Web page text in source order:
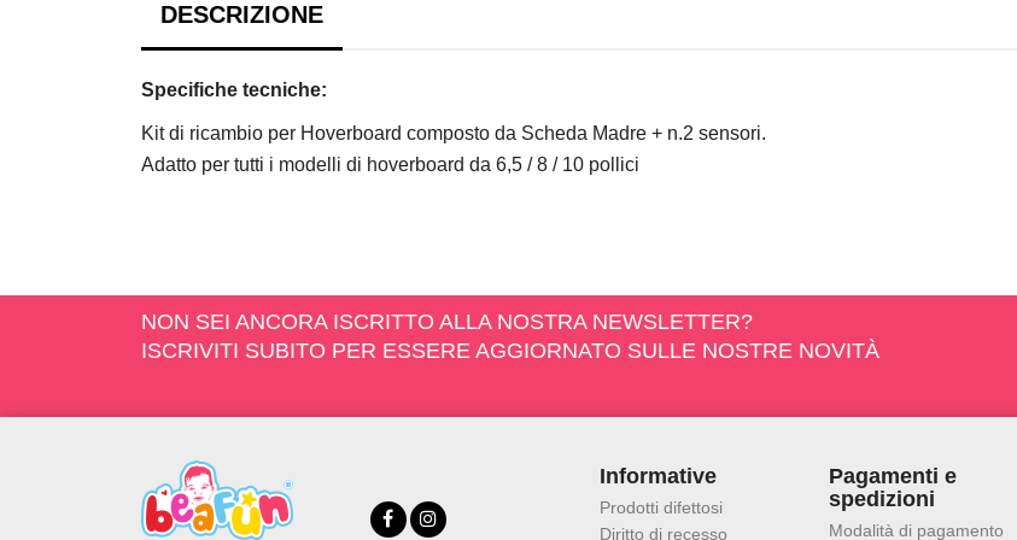
DESCRIZIONE
Specifiche tecniche:
Kit di ricambio per Hoverboard composto da Scheda Madre + n.2 sensori.
Adatto per tutti i modelli di hoverboard da 6,5 / 8 / 10 pollici
NON SEI ANCORA ISCRITTO ALLA NOSTRA NEWSLETTER?
ISCRIVITI SUBITO PER ESSERE AGGIORNATO SULLE NOSTRE NOVITÀ
Informative
Prodotti difettosi
Diritto di recesso
Pagamenti e
spedizioni
Modalità di pagamento